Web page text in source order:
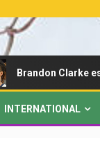
Clarke est mort
INTERNATIONAL